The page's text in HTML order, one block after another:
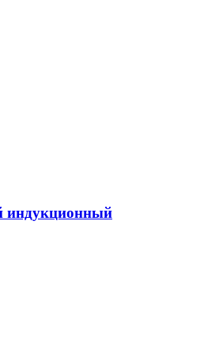
индукционный